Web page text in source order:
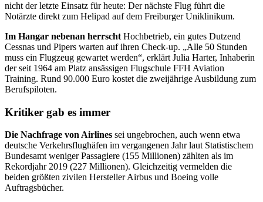
nicht der letzte Einsatz für heute: Der nächste Flug führt die
Notärzte direkt zum Helipad auf dem Freiburger Uniklinikum.
Im Hangar nebenan herrscht Hochbetrieb, ein gutes Dutzend
Cessnas und Pipers warten auf ihren Check-up. „Alle 50 Stunden
muss ein Flugzeug gewartet werden“, erklärt Julia Harter, Inhaberin
der seit 1964 am Platz ansässigen Flugschule FFH Aviation
Training. Rund 90.000 Euro kostet die zweijährige Ausbildung zum
Berufspiloten.
Kritiker gab es immer
Die Nachfrage von Airlines sei ungebrochen, auch wenn etwa
deutsche Verkehrsflughäfen im vergangenen Jahr laut Statistischem
Bundesamt weniger Passagiere (155 Millionen) zählten als im
Rekordjahr 2019 (227 Millionen). Gleichzeitig vermelden die
beiden größten zivilen Hersteller Airbus und Boeing volle
Auftragsbücher.